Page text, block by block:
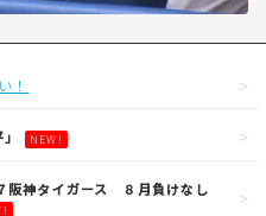
！
NEW!
神タイガース ８月負けなし